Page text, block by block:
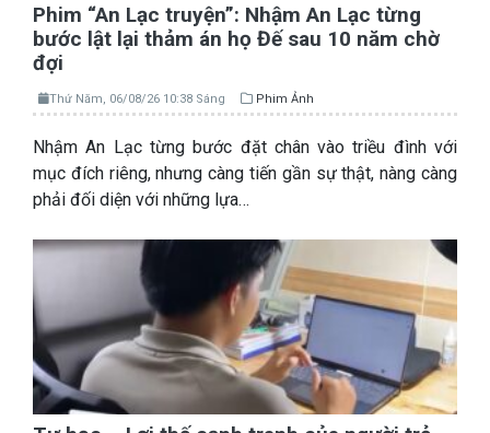
Phim “An Lạc truyện”: Nhậm An Lạc từng
bước lật lại thảm án họ Đế sau 10 năm chờ
đợi
Thứ Năm, 06/08/26 10:38 Sáng Phim Ảnh
Nhậm An Lạc từng bước đặt chân vào triều đình với
mục đích riêng, nhưng càng tiến gần sự thật, nàng càng
phải đối diện với những lựa…